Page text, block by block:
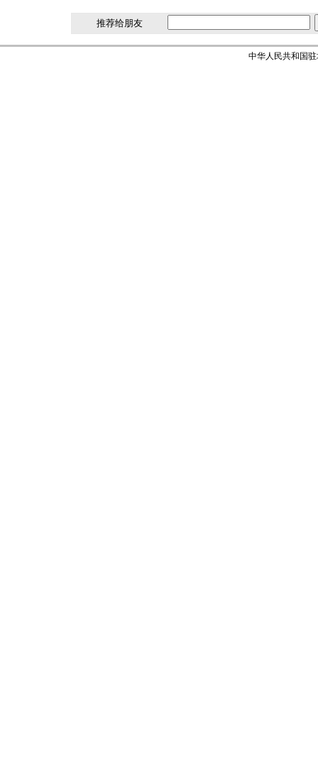
推荐给朋友
中华人民共和国